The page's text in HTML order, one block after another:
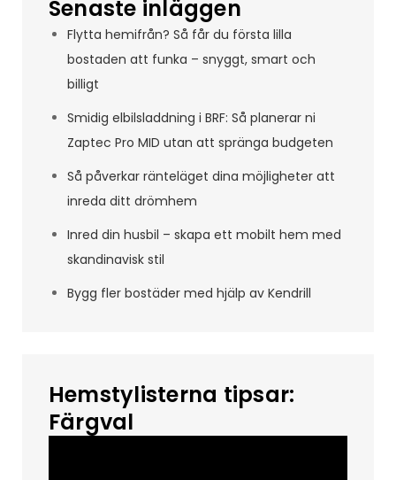
Senaste inläggen
Flytta hemifrån? Så får du första lilla
bostaden att funka – snyggt, smart och
billigt
Smidig elbilsladdning i BRF: Så planerar ni
Zaptec Pro MID utan att spränga budgeten
Så påverkar ränteläget dina möjligheter att
inreda ditt drömhem
Inred din husbil – skapa ett mobilt hem med
skandinavisk stil
Bygg fler bostäder med hjälp av Kendrill
Hemstylisterna tipsar:
Färgval